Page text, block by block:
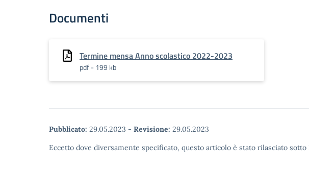
Documenti
Termine mensa Anno scolastico 2022-2023
pdf - 199 kb
Pubblicato: 29.05.2023 - Revisione: 29.05.2023
Eccetto dove diversamente specificato, questo articolo è stato rilasciato